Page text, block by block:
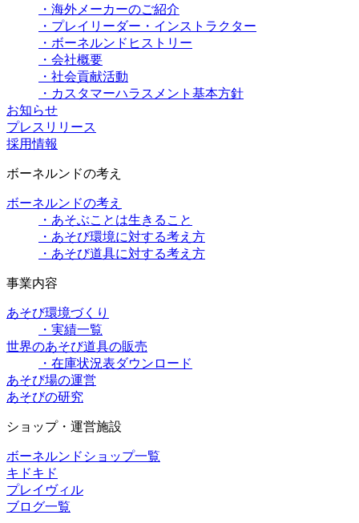
・海外メーカーのご紹介
・プレイリーダー・インストラクター
・ボーネルンドヒストリー
・会社概要
・社会貢献活動
・カスタマーハラスメント基本方針
お知らせ
プレスリリース
採用情報
ボーネルンドの考え
ボーネルンドの考え
・あそぶことは生きること
・あそび環境に対する考え方
・あそび道具に対する考え方
事業内容
あそび環境づくり
・実績一覧
世界のあそび道具の販売
・在庫状況表ダウンロード
あそび場の運営
あそびの研究
ショップ・運営施設
ボーネルンドショップ一覧
キドキド
プレイヴィル
ブログ一覧